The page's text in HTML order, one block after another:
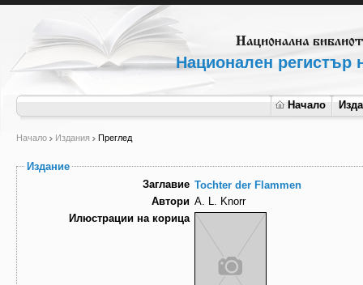
Национален регистър
Начало
Начало Издания Преглед
Издание
Заглавие Tochter der Flammen
Автори A. L. Knorr
Илюстрации на корица